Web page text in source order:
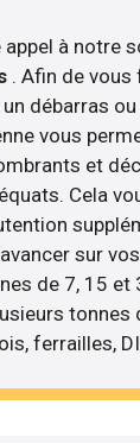
à notre
. Afin de
débarras
vous
et
Cela
sur
de 7, 15 et
tonnes
ferrailles,